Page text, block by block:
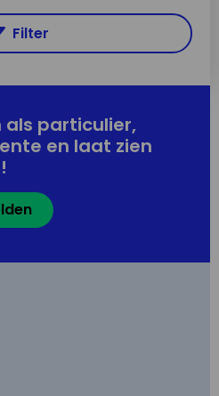
Filter
als particulier,
en laat zien